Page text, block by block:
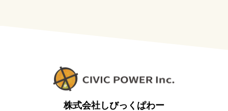
株式会社しびっくぱわー